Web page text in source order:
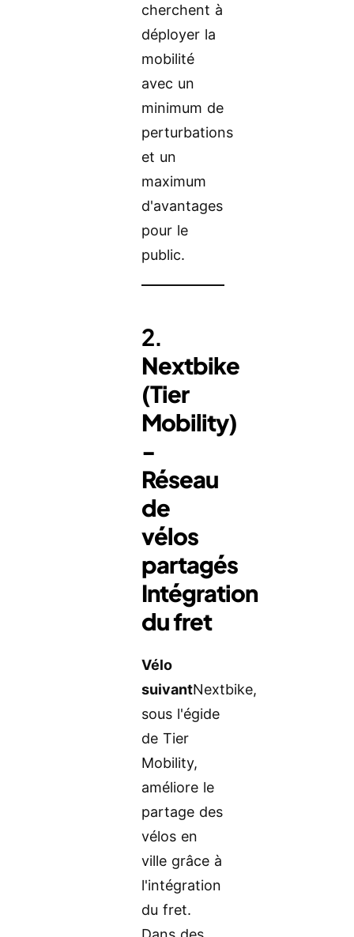
cherchent à
déployer la
mobilité
avec un
minimum de
perturbations
et un
maximum
d'avantages
pour le
public.
2.
Nextbike
(Tier
Mobility)
-
Réseau
de
vélos
partagés
Intégration
du fret
Vélo
suivantNextbike,
sous l'égide
de Tier
Mobility,
améliore le
partage des
vélos en
ville grâce à
l'intégration
du fret.